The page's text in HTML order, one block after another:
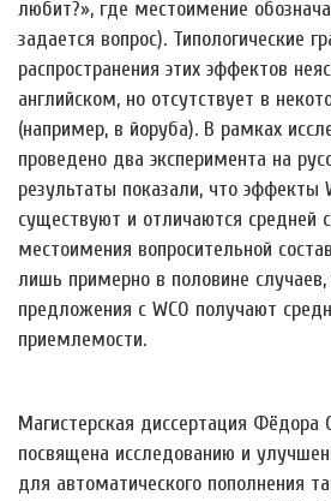
любит?», где местоимение
задается вопрос). Типологические
распространения этих эффектов
английском, но отсутствует в
(например, в йоруба). В рамках
проведено два эксперимента на
результаты показали, что эффекты
существуют и отличаются средней
местоимения вопросительной
лишь примерно в половине
предложения с WCO получают
приемлемости.
Магистерская диссертация Фёдора
посвящена исследованию и
для автоматического пополнения